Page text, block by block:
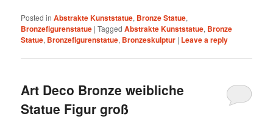
Posted in Abstrakte Kunststatue, Bronze Statue,
Bronzefigurenstatue |Tagged Abstrakte Kunststatue, Bronze
Statue, Bronzefigurenstatue, Bronzeskulptur | Leave a reply
Art Deco Bronze weibliche
Statue Figur groß